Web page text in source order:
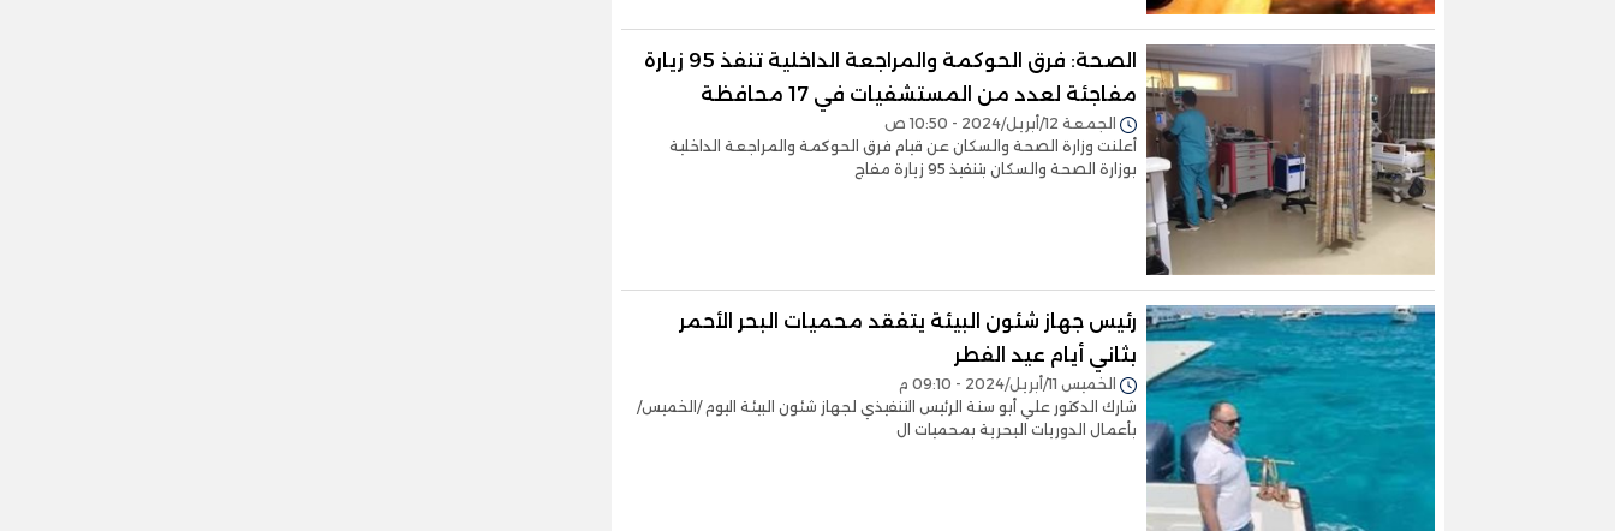
الصحة: فرق الحوكمة والمراجعة الداخلية تنفذ 95 زيارة
مفاجئة لعدد من المستشفيات في 17 محافظة
الجمعة 12/أبريل/2024 - 10:50 ص
أعلنت وزارة الصحة والسكان عن قيام فرق الحوكمة والمراجعة الداخلية
بوزارة الصحة والسكان بتنفيذ 95 زيارة مفاج
رئيس جهاز شئون البيئة يتفقد محميات البحر الأحمر
بثاني أيام عيد الفطر
الخميس 11/أبريل/2024 - 09:10 م
شارك الدكتور علي أبو سنة الرئيس التنفيذي لجهاز شئون البيئة اليوم /الخميس/
بأعمال الدوريات البحرية بمحميات ال